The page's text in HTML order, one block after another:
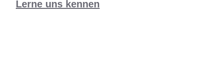
Lerne uns kennen